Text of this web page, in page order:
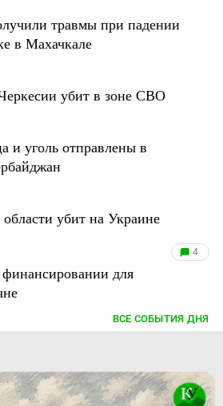
травмы при падении
в Махачкале
убит в зоне СВО
и уголь отправлены в
убит на Украине
4
для
ВСЕ СОБЫТИЯ ДНЯ